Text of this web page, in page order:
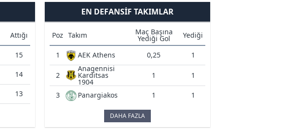
Attığı
15
14
13
EN DEFANSIF TAKIMLAR
Poz Takım Maç Başına
Yediği Gol Yediği
1 AEK Athens 0,25 1
2
Anagennisi
Karditsas
1904
1 1
3 Panargiakos 1 1
DAHA FAZLA